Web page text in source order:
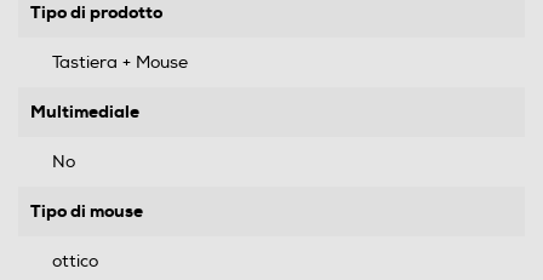
Tipo di prodotto
Tastiera + Mouse
Multimediale
No
Tipo di mouse
ottico